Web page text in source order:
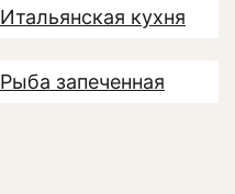
Итальянская кухня
Рыба запеченная